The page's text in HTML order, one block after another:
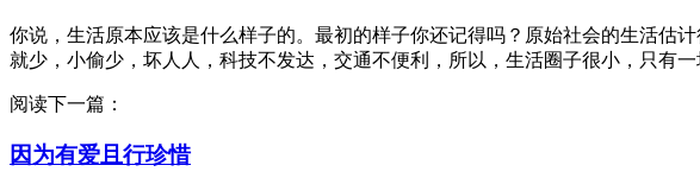
你说，生活原本应该是什么样子的。最初的样子你还记得吗？原始社会的生活估
就少，小偷少，坏人人，科技不发达，交通不便利，所以，生活圈子很小，只有
阅读下一篇：
因为有爱且行珍惜